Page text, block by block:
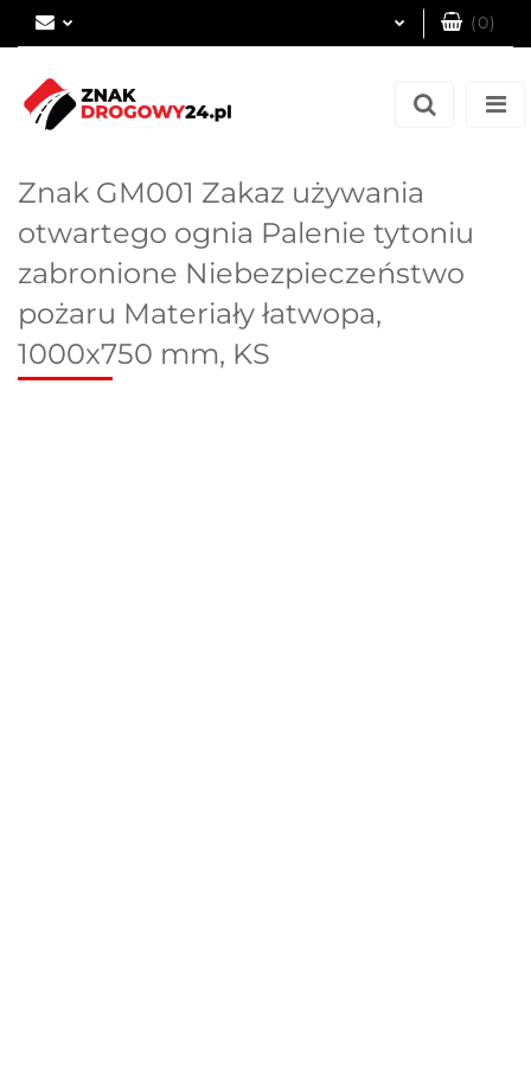
(0)
Znak GM001 Zakaz używania
otwartego ognia Palenie tytoniu
zabronione Niebezpieczeństwo
pożaru Materiały łatwopa,
1000x750 mm, KS